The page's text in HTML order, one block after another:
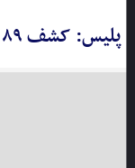
پلیس: کشف ۸۹ ریزپرنده از انباری متروکه در گناوه